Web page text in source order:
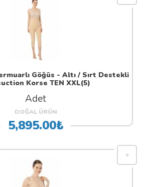
Göğüs - Altı / Sırt Destekli
Korse TEN XXL(5)
Adet
DOĞAL ÜRÜN
5,895.00₺